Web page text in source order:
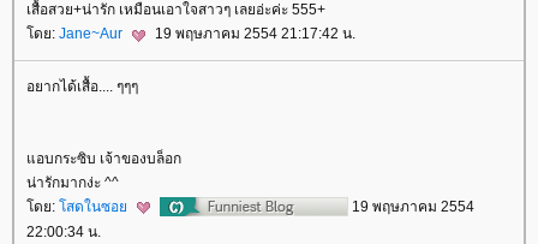
เสื้อสวย+น่ารัก เหมือนเอาใจสาวๆ เลยอ่ะค่ะ 555+
ดย: Jane~Aur 19 พฤษภาคม 2554 21:17:42 น.
อยากได้เสื้อ.... ๆๆๆ
อบกระซิบ เจ้าของบล็อก
น่ารักมากง่ะ ^^
ดย: สดในซอ
19 พฤษภาคม 2554
22:00:34 น.